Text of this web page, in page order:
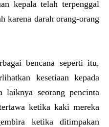
kepala telah terpenggal
karena darah orang-orang
bencana seperti itu,
kesetiaan kepada
laiknya seorang pencinta
ketika kaki mereka
ketika ditimpakan